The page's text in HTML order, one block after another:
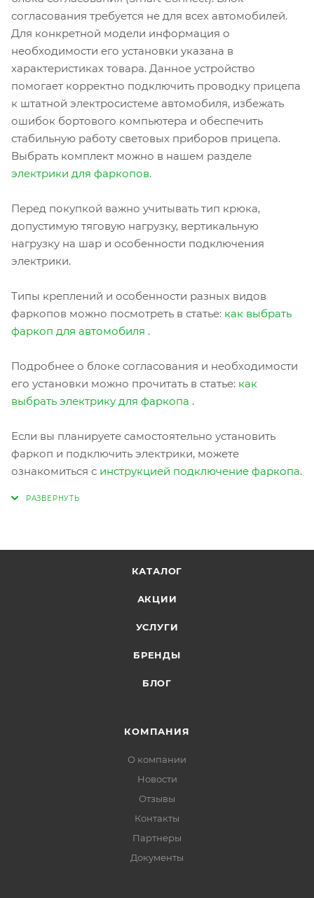
согласования требуется не для всех автомобилей.
Для конкретной модели информация о
необходимости его установки указана в
характеристиках товара. Данное устройство
помогает корректно подключить проводку прицепа
к штатной электросистеме автомобиля, избежать
ошибок бортового компьютера и обеспечить
стабильную работу световых приборов прицепа.
Выбрать комплект можно в нашем разделе
электрики для фаркопов.
Перед покупкой важно учитывать тип крюка,
допустимую тяговую нагрузку, вертикальную
нагрузку на шар и особенности подключения
электрики.
Типы креплений и особенности разных видов
фаркопов можно посмотреть в статье: как выбрать
фаркоп для автомобиля .
Подробнее о блоке согласования и необходимости
его установки можно прочитать в статье: как
выбрать электрику для фаркопа .
Если вы планируете самостоятельно установить
фаркоп и подключить электрики, можете
ознакомиться с инструкцией подключение фаркопа.
КАТАЛОГ
АКЦИИ
УСЛУГИ
БРЕНДЫ
БЛОГ
КОМПАНИЯ
О компании
Новости
Отзывы
Контакты
Партнеры
Документы